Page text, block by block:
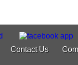
Contact Us